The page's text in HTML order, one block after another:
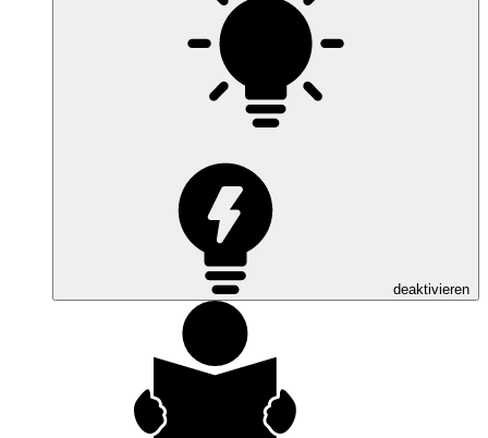
deaktivieren